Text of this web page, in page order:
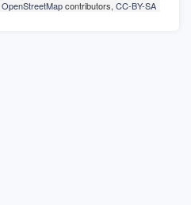
OpenStreetMapcontributors, CC-BY-SA